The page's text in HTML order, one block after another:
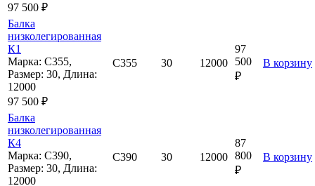
97 500 ₽
Балка
низколегированная
К1
Марка: С355,
Размер: 30, Длина:
12000
97 500 ₽
С355 30 12000
97
500
₽
В корзину
Балка
низколегированная
К4
Марка: С390,
Размер: 30, Длина:
12000
С390 30 12000
87
800
₽
В корзину